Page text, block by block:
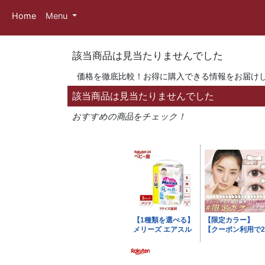
Home Menu
該当商品は見当たりませんでした
価格を徹底比較！お得に購入できる情報をお届け
該当商品は見当たりませんでした
おすすめの商品をチェック！